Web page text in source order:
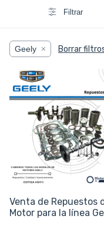
Filtrar
Geely Borrar
Venta de Repuestos
Motor para la línea